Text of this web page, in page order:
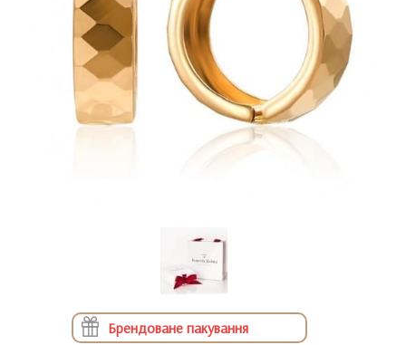
Брендоване пакування